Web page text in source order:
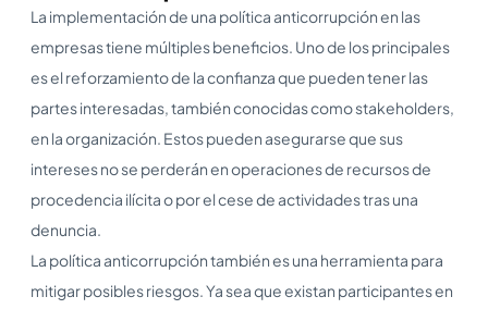
La implementación de una política anticorrupción en las
empresas tiene múltiples beneficios. Uno de los principales
es el reforzamiento de la confianza que pueden tener las
partes interesadas, también conocidas como stakeholders,
en la organización. Estos pueden asegurarse que sus
intereses no se perderán en operaciones de recursos de
procedencia ilícita o por el cese de actividades tras una
denuncia.
La política anticorrupción también es una herramienta para
mitigar posibles riesgos. Ya sea que existan participantes en